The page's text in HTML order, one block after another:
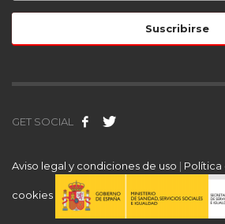
GET SOCIAL
Aviso legal y condiciones de uso | Política
cookies